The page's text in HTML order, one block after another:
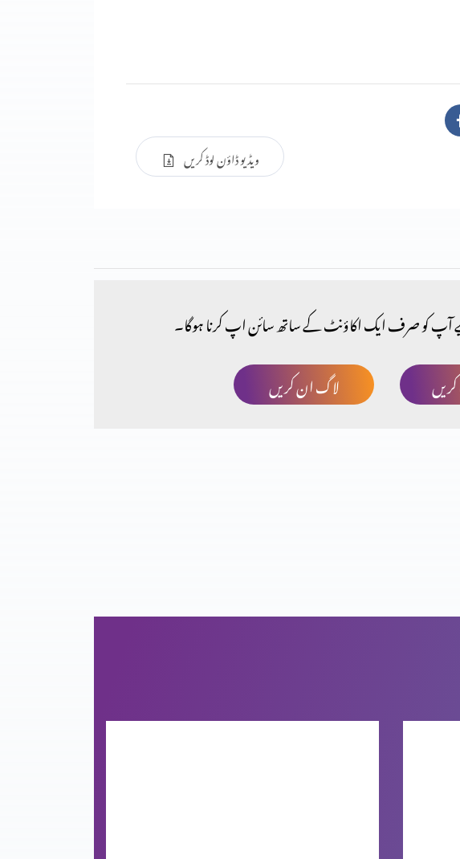
ویڈیو ڈاؤن لوڈ کریں
آپ کو صرف ایک اکاؤنٹ کے ساتھ سائن اپ کرنا ہوگا۔
لاگ ان کریں